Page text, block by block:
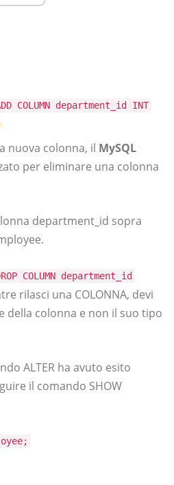
COLUMN department_id INT
nuova colonna, il MySQL
per eliminare una colonna
department_id sopra
COLUMN department_id
rilasci una COLONNA, devi
della colonna e non il suo tipo
ALTER ha avuto esito
il comando SHOW